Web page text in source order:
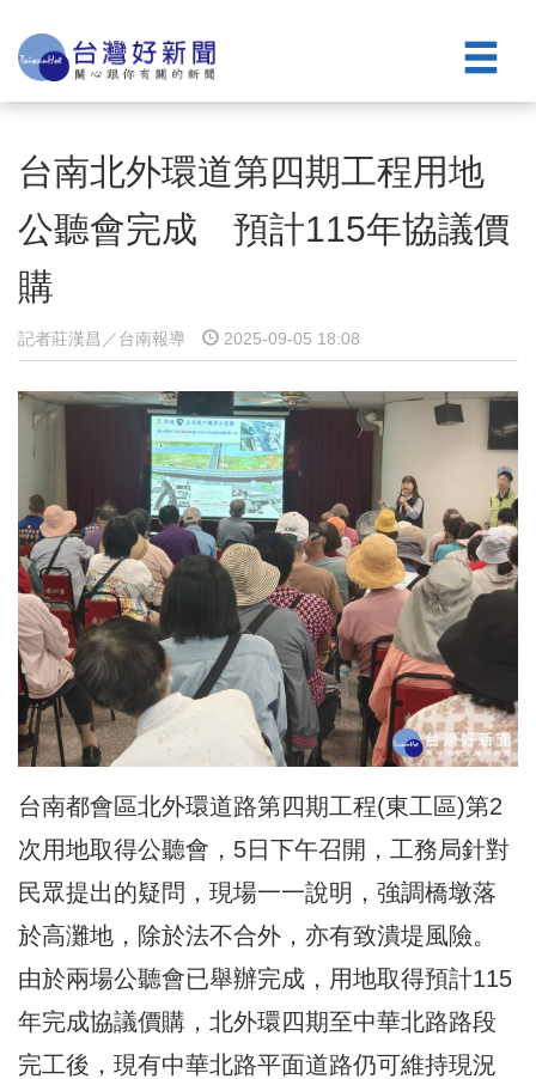
台南北外環道第四期工程用地
公聽會完成 預計115年協議價
購
記者莊漢昌／台南報導 2025-09-05 18:08
台南都會區北外環道路第四期工程(東工區)第2
次用地取得公聽會，5日下午召開，工務局針對
民眾提出的疑問，現場一一說明，強調橋墩落
於高灘地，除於法不合外，亦有致潰堤風險。
由於兩場公聽會已舉辦完成，用地取得預計115
年完成協議價購，北外環四期至中華北路路段
完工後，現有中華北路平面道路仍可維持現況